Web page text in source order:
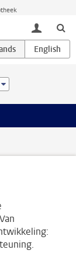
toggle